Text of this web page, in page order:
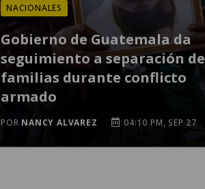
NACIONALES
Gobierno de Guatemala da
seguimiento a separación de
familias durante conflicto
armado
POR NANCY ALVAREZ 04:10 PM, SEP 27